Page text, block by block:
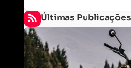
Últimas Publicações